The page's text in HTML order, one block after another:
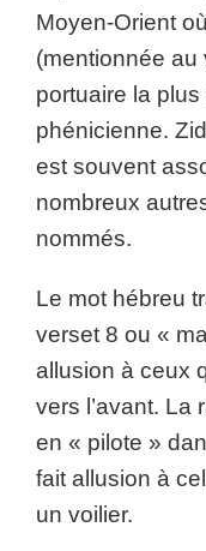
Moyen-Orient
(mentionnée au
portuaire la
phénicienne.
est souvent
nombreux
nommés.
Le mot hébreu
verset 8 ou «
allusion à ceux
vers l’avant. La
en « pilote »
fait allusion à
un voilier.